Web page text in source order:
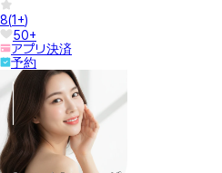
8(1+)
50+
アプリ決済
予約